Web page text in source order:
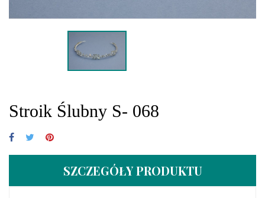
Stroik Ślubny S- 068
SZCZEGÓŁY PRODUKTU